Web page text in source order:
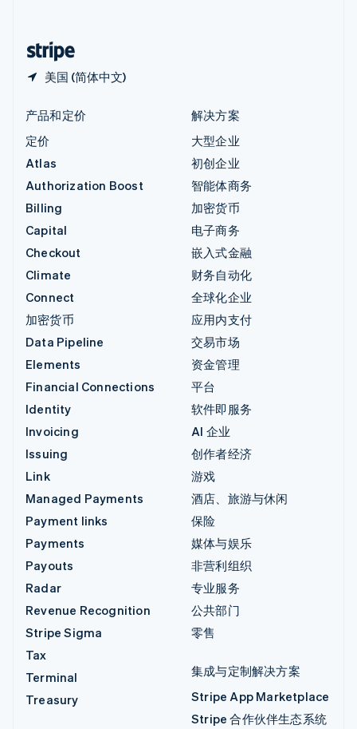
美国 (简体中文)
产品和定价
定价
Atlas
Authorization Boost
Billing
Capital
Checkout
Climate
Connect
加密货币
Data Pipeline
Elements
Financial Connections
Identity
Invoicing
Issuing
Link
Managed Payments
Payment links
Payments
Payouts
Radar
Revenue Recognition
Stripe Sigma
Tax
Terminal
Treasury
解决方案
大型企业
初创企业
智能体商务
加密货币
电子商务
嵌入式金融
财务自动化
全球化企业
应用内支付
交易市场
资金管理
平台
软件即服务
AI 企业
创作者经济
游戏
酒店、旅游与休闲
保险
媒体与娱乐
非营利组织
专业服务
公共部门
零售
集成与定制解决方案
Stripe App Marketplace
Stripe 合作伙伴生态系统